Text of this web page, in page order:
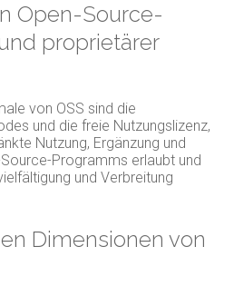
Open-Source-
proprietärer
von OSS sind die
und die freie Nutzungslizenz,
Nutzung, Ergänzung und
Programms erlaubt und
und Verbreitung
Dimensionen von